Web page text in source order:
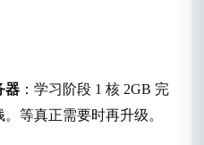
器 ：学习阶段 1 核 2GB 完
等真正需要时再升级。